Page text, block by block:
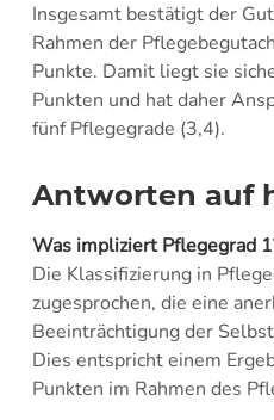
Insgesamt bestätigt der
Rahmen der
Punkte. Damit liegt sie
Punkten und hat daher
fünf Pflegegrade (3,4).
Antworten auf
Was impliziert Pflegegrad
Die Klassifizierung in
zugesprochen, die eine
Beeinträchtigung der
Dies entspricht einem
Punkten im Rahmen des